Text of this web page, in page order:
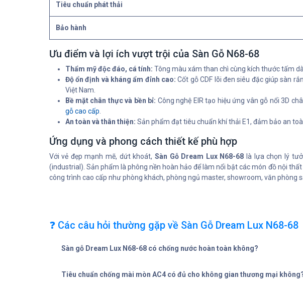
Tiêu chuẩn phát thải
Bảo hành
Ưu điểm và lợi ích vượt trội của Sàn Gỗ N68-68
Thẩm mỹ độc đáo, cá tính: Tông màu xám than chì cùng kích thước tấm
Độ ổn định và kháng ẩm đỉnh cao: Cốt gỗ CDF lõi đen siêu đặc giúp sàn
Việt Nam.
Bề mặt chân thực và bền bỉ: Công nghệ EIR tạo hiệu ứng vân gỗ nổi 3D
gỗ cao cấp
An toàn và thân thiện: Sản phẩm đạt tiêu chuẩn khí thải E1, đảm bảo an
Ứng dụng và phong cách thiết kế phù hợp
Với vẻ đẹp mạnh mẽ, dứt khoát, Sàn Gỗ Dream Lux N68-68 là lựa chọn lý
(industrial). Sản phẩm là phông nền hoàn hảo để làm nổi bật các món đồ nội
công trình cao cấp như phòng khách, phòng ngủ master, showroom, văn phòng
❓ Các câu hỏi thường gặp về Sàn Gỗ Dream Lux N68-68
Sàn gỗ Dream Lux N68-68 có chống nước hoàn toàn không?
Tiêu chuẩn chống mài mòn AC4 có đủ cho không gian thương mại